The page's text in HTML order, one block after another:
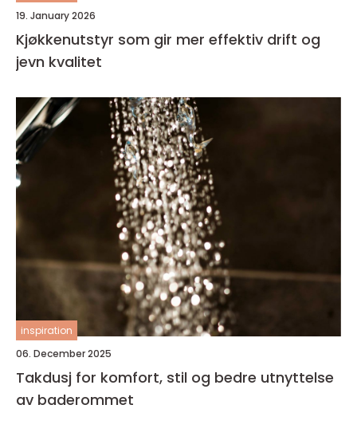
19. January 2026
Kjøkkenutstyr som gir mer effektiv drift og
jevn kvalitet
inspiration
06. December 2025
Takdusj for komfort, stil og bedre utnyttelse
av baderommet